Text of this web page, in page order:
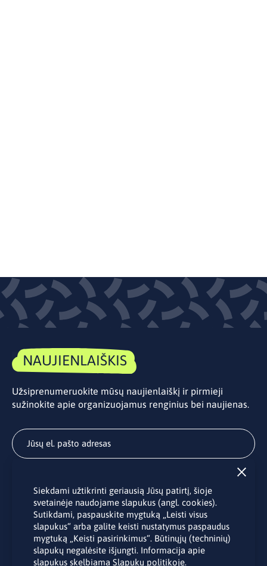
NAUJIENLAIŠKIS
Užsiprenumeruokite mūsų naujienlaiškį ir pirmieji
sužinokite apie organizuojamus renginius bei naujienas.
Užsakydami LINO biuro naujienlaiškį Jūs sutinkate su Jūsų
asmens duomenų tvarkymu pateiktu “Privatumo politikoje
Siekdami užtikrinti geriausią Jūsų patirtį, šioje
svetainėje naudojame slapukus (angl. cookies).
Sutikdami, paspauskite mygtuką „Leisti visus
slapukus“ arba galite keisti nustatymus paspaudus
mygtuką „Keisti pasirinkimus“. Būtinųjų (techninių)
slapukų negalėsite išjungti. Informacija apie
slapukus skelbiama Slapukų politikoje.